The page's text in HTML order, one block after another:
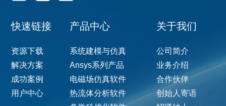
快速链接
资源下载
解决方案
成功案例
用户中心
产品中心
系统建模与仿真
Ansys系列产品
电磁场仿真软件
热流体分析软件
关于我们
公司简介
业务介绍
合作伙伴
创始人寄语